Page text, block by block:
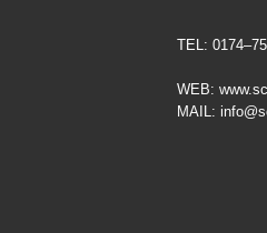
TEL:
WEB:
MAIL: